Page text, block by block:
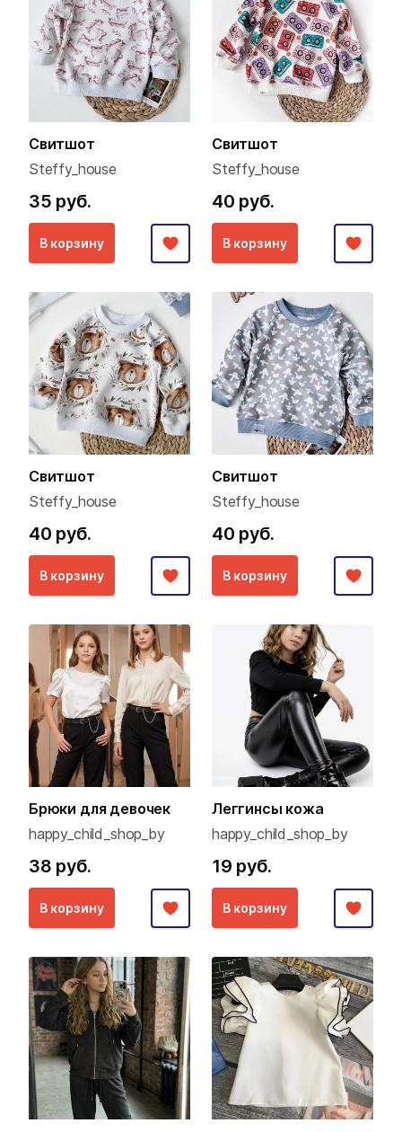
Свитшот
Steffy_house
35 руб.
В корзину
Свитшот
Steffy_house
40 руб.
В корзину
Свитшот
Steffy_house
40 руб.
В корзину
Свитшот
Steffy_house
40 руб.
В корзину
Брюки для девочек
happy_child_shop_by
38 руб.
В корзину
Леггинсы кожа
happy_child_shop_by
19 руб.
В корзину